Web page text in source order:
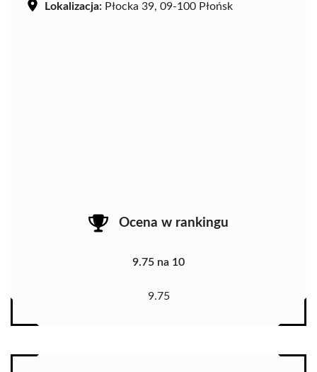
Lokalizacja: Płocka 39, 09-100 Płońsk
Ocena w rankingu
9.75 na 10
9.75